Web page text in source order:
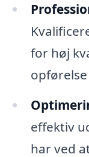
for høj
effektiv
har ved